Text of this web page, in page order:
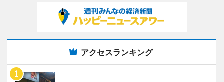
アクセスランキング